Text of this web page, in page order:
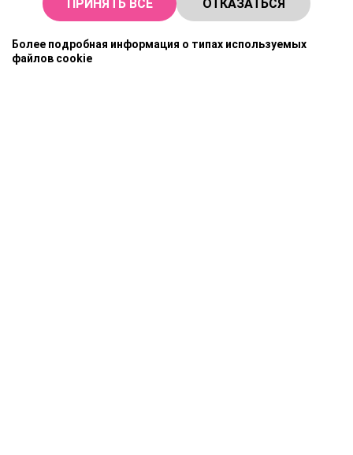
ПРИНЯТЬ ВСЕ ОТКАЗАТЬСЯ
Более подробная информация о типах используемых
файлов cookie